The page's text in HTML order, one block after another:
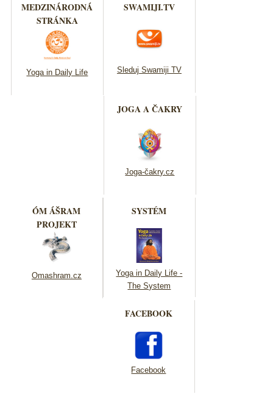
MEDZINÁRODNÁ
STRÁNKA
Yoga in Daily Life
SWAMIJI.TV
Sleduj Swamiji TV
JOGA A ČAKRY
Joga-čakry.cz
ÓM ÁŠRAM
PROJEKT
Omashram.cz
SYSTÉM
Yoga in Daily Life -
The System
FACEBOOK
Facebook